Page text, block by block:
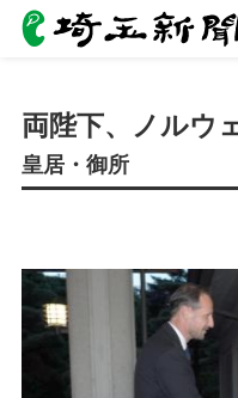
両陛下、ノルウ
皇居・御所